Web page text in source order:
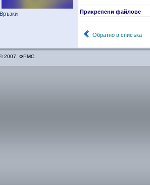
Връзки Прикрепени файлове
Обратно в списъка
2007, ФРМС